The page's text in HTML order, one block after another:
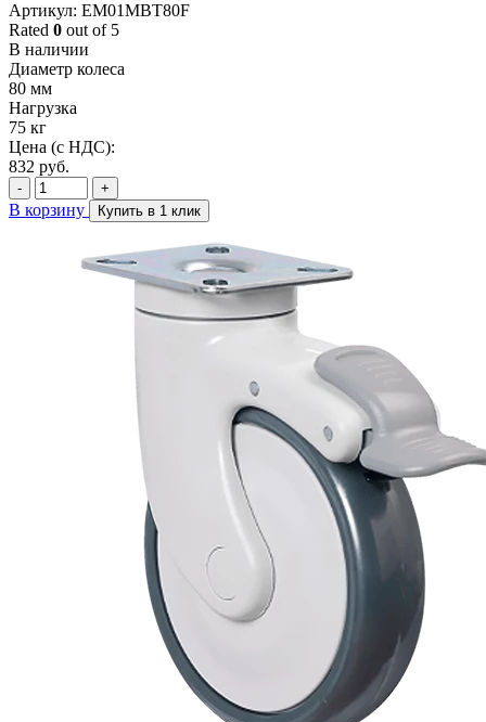
Артикул: EM01MBT80F
Rated 0 out of 5
В наличии
Диаметр колеса
80 мм
Нагрузка
75 кг
Цена (с НДС):
832 руб.
- +
В корзину Купить в 1 клик